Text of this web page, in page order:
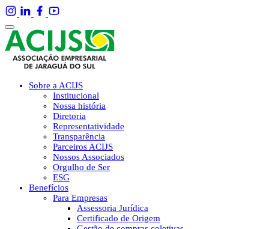
Sobre a ACIJS
Institucional
Nossa história
Diretoria
Representatividade
Transparência
Parceiros ACIJS
Nossos Associados
Orgulho de Ser
ESG
Benefícios
Para Empresas
Assessoria Jurídica
Certificado de Origem